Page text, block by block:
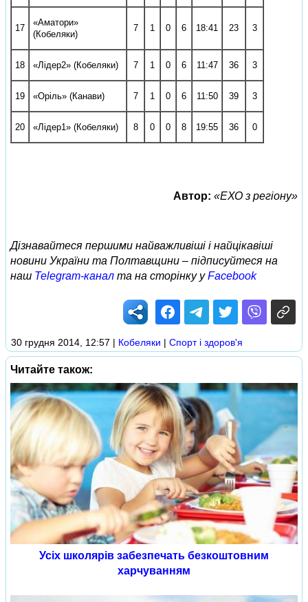
17
«Аматори»
(Кобеляки)
7 1 0 6 18:41 ­23 3
18 «Лідер­2» (Кобеляки) 7 1 0 6 11:47 ­36 3
19 «Оріль» (Канави) 7 1 0 6 11:50 ­39 3
20 «Лідер­1» (Кобеляки) 8 0 0 8 19:55 ­36 0
Автор: «ЕХО з регіону»
Дізнавайтеся першими найважливіші і найцікавіші
новини України та Полтавщини – підписуйтеся на
наш Telegram-канал та на сторінку уFacebook
30 грудня 2014, 12:57 | Кобеляки | Спорт і здоров'я
Читайте також:
Усіх школярів забезпечать безкоштовним
харчуванням